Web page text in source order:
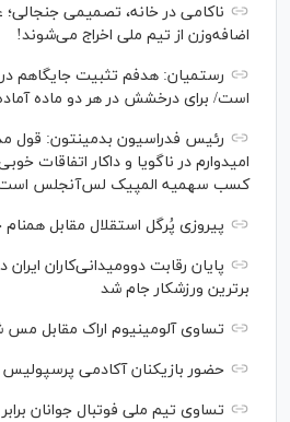
ناکامی در خانه، تصمیمی
اضافه‌وزن از تیم ملی اخراج می‌شوند!
رستمیان: هدفم تثبیت جایگاهم
است/ برای درخشش در هر دو ماده
رئیس فدراسیون بدمینتون: قول
امیدوارم در ناگویا و داکار اتفاقات
کسب سهمیه المپیک لس‌آنجلس
پیروزی پُرگل استقلال مقابل
پایان رقابت دوومیدانی‌کاران
برترین ورزشکار جام شد
تساوی آلومینیوم اراک مقابل مس
حضور بازیکنان آکادمی پرسپولیس
تساوی تیم ملی فوتبال جوانان